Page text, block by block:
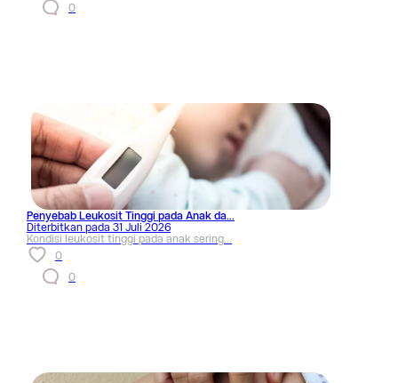
0
Penyebab Leukosit Tinggi pada Anak da...
Diterbitkan pada 31 Juli 2026
Kondisi leukosit tinggi pada anak sering...
0
0